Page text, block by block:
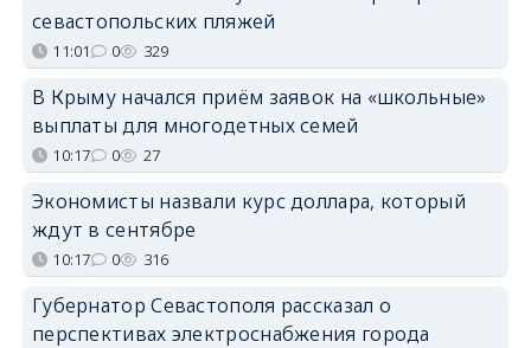
севастопольских пляжей
11:01 0 329
В Крыму начался приём заявок на «школьные»
выплаты для многодетных семей
10:17 0 27
Экономисты назвали курс доллара, который
ждут в сентябре
10:17 0 316
Губернатор Севастополя рассказал о
перспективах электроснабжения города